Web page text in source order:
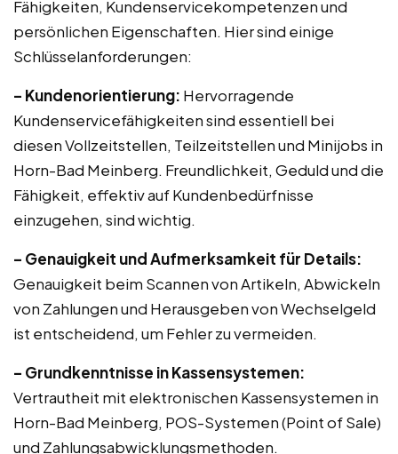
Fähigkeiten, Kundenservicekompetenzen und
persönlichen Eigenschaften. Hier sind einige
Schlüsselanforderungen:
– Kundenorientierung: Hervorragende
Kundenservicefähigkeiten sind essentiell bei
diesen Vollzeitstellen, Teilzeitstellen und Minijobs in
Horn-Bad Meinberg. Freundlichkeit, Geduld und die
Fähigkeit, effektiv auf Kundenbedürfnisse
einzugehen, sind wichtig.
– Genauigkeit und Aufmerksamkeit für Details:
Genauigkeit beim Scannen von Artikeln, Abwickeln
von Zahlungen und Herausgeben von Wechselgeld
ist entscheidend, um Fehler zu vermeiden.
– Grundkenntnisse in Kassensystemen:
Vertrautheit mit elektronischen Kassensystemen in
Horn-Bad Meinberg, POS-Systemen (Point of Sale)
und Zahlungsabwicklungsmethoden.